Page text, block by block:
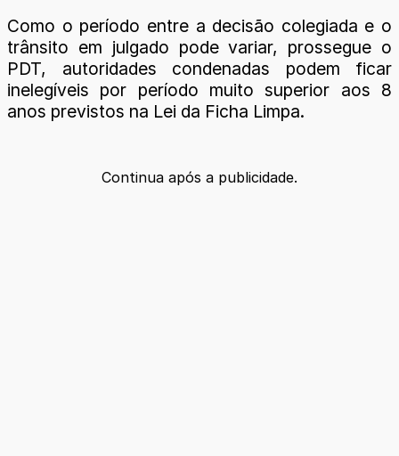
Como o período entre a decisão colegiada e o
trânsito em julgado pode variar, prossegue o
PDT, autoridades condenadas podem ficar
inelegíveis por período muito superior aos 8
anos previstos na Lei da Ficha Limpa.
Continua após a publicidade.